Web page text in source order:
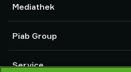
Saugnäpfe und Soft-Gripper
Komponenten des Robot End Of Arm
Roboter- und Cobot-Greiflösungen
System- und Lösungszubehör
Vakuumförderer für Pulver und
Mediathek
Produktkonfigurator
Allgemeine Verkaufsbedingungen
Datenschutzrichtlinie
Piab Group
Globale Organisation
Service